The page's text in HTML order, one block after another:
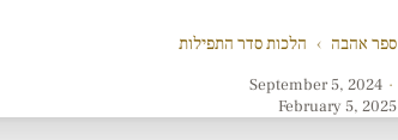
ספר אהבה › הלכות סדר התפילות
·
September 5, 2024
February 5, 2025